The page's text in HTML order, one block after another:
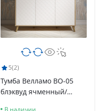
5(2)
Тумба Велламо ВО-05
блэквуд ячменный/
В наличии